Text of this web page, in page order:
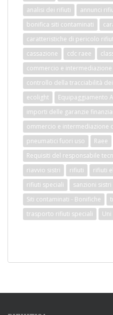
analisi dei rifiuti
annunci
bonifica siti contaminati
caratteristiche di pericolo
cassazione
cdc raee
commercio e
controllo della tracciabilità
ecolight
Equipaggiamento
importi delle garanzie
ommercio e intermediazione
pneumatici fuori uso
Raee
Requisiti del responsabile
riavvio sistri
rifiuti rifiuti
rifiuti speciali
sanzioni sistri
Siti contaminati - Bonifiche
trasporto rifiuti speciali
Uni